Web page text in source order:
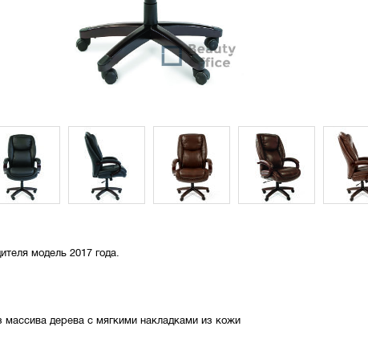
модель 2017 года.
массива дерева с мягкими накладками из кожи